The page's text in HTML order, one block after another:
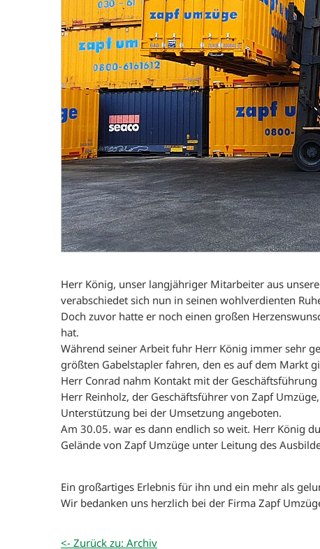
Herr König, unser langjähriger Mitarbeiter aus
verabschiedet sich nun in seinen wohlverdienten
Doch zuvor hatte er noch einen großen
hat.
Während seiner Arbeit fuhr Herr König immer sehr
größten Gabelstapler fahren, den es auf dem Markt
Herr Conrad nahm Kontakt mit der
Herr Reinholz, der Geschäftsführer von Zapf
Unterstützung bei der Umsetzung angeboten.
Am 30.05. war es dann endlich so weit. Herr König
Gelände von Zapf Umzüge unter Leitung des
Ein großartiges Erlebnis für ihn und ein mehr als
Wir bedanken uns herzlich bei der Firma Zapf
<- Zurück zu: Archiv